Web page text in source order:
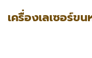
เครื่องเลเซอร์ข